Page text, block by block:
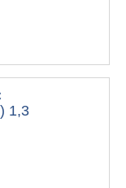
1,3